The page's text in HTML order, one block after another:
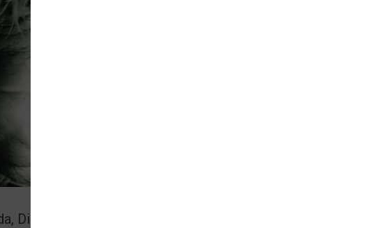
Djarin’in Children of the Watch’tan atıldığını gördük